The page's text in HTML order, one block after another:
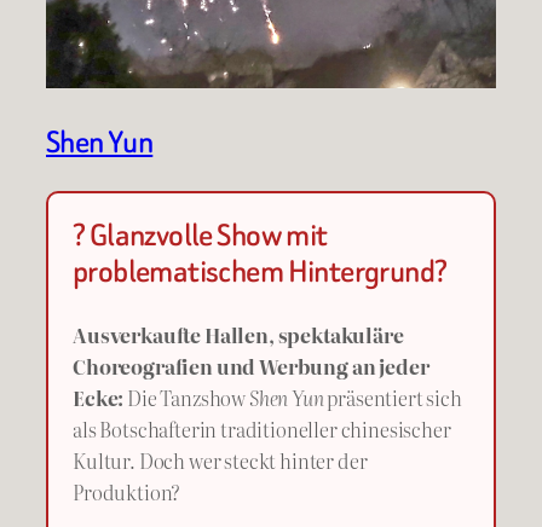
Shen Yun
? Glanzvolle Show mit
problematischem Hintergrund?
Ausverkaufte Hallen, spektakuläre
Choreografien und Werbung an jeder
Ecke: Die TanzshowShen Yunpräsentiert sich
als Botschafterin traditioneller chinesischer
Kultur. Doch wer steckt hinter der
Produktion?